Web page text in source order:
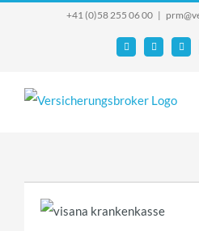
+41 (0)58 255 06 00 |
Email Facebook